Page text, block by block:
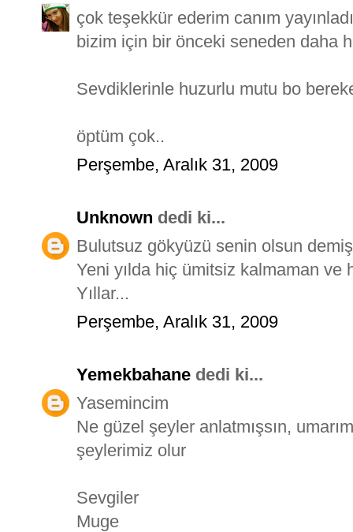
çok teşekkür ederim canım
bizim için bir önceki seneden daha
Sevdiklerinle huzurlu mutu bo
öptüm çok..
Perşembe, Aralık 31, 2009
Unknown dedi ki...
Bulutsuz gökyüzü senin olsun
Yeni yılda hiç ümitsiz kalmaman
Yıllar...
Perşembe, Aralık 31, 2009
Yemekbahane dedi ki...
Yasemincim
Ne güzel şeyler anlatmışsın,
şeylerimiz olur
Sevgiler
Muge